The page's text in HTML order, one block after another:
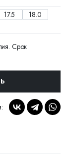
17.5
18.0
Срок